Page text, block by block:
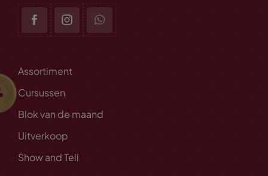
Assortiment
Cursussen
Blok van de maand
Uitverkoop
Show and Tell